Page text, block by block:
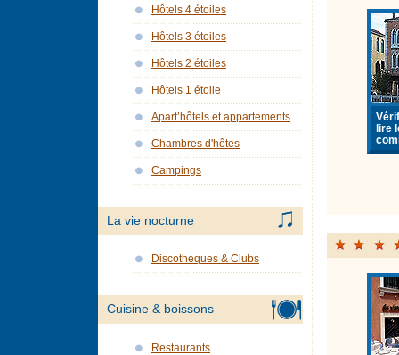
lire
Hôtels 4 étoiles
Hôtels 3 étoiles
Hôtels 2 étoiles
Hôtels 1 étoile
Apart’hôtels et appartements
Chambres d'hôtes
Campings
La vie nocturne
Discotheques & Clubs
Cuisine & boissons
Restaurants